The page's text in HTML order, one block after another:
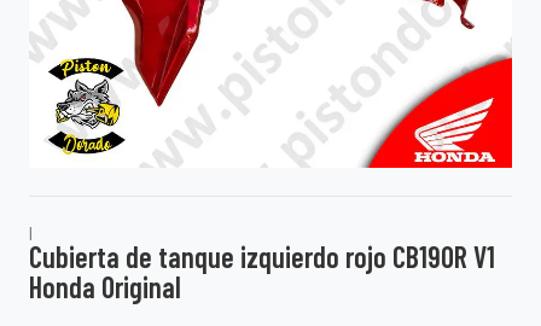
|
Cubierta de tanque izquierdo rojo CB190R V1
Honda Original